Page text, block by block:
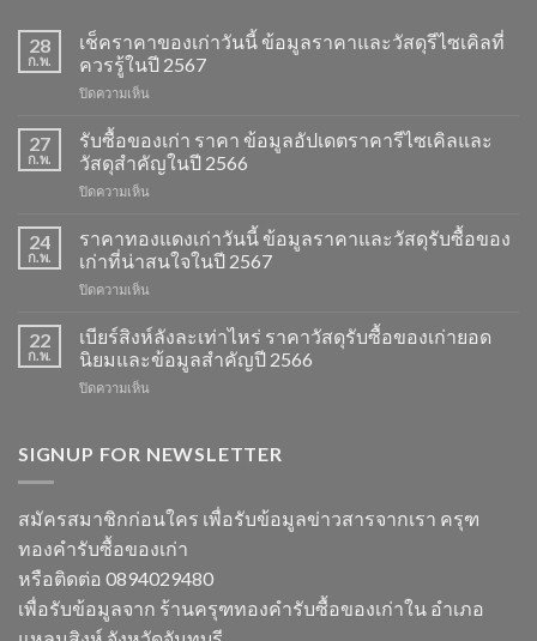
28
ก.พ.
เช็คราคาของเก่าวันนี้ ข้อมูลราคาและวัสดุรีไซเคิลที่
ควรรู้ในปี 2567
ปิดความเห็น
ราคา
ของ
เก่า
วัน
ข้อมูล
ราคา
วัสดุ
ที่
ควร
ในปี
27
ก.พ.
รับซื้อของเก่า ราคา ข้อมูลอัปเดตราคารีไซเคิลและ
วัสดุสำคัญในปี 2566
ปิดความเห็น
ของ
เก่า
ราคา
อัปเดต
ราคา
รีไซเคิล
และ
ในปี
24
ก.พ.
ราคาทองแดงเก่าวันนี้ ข้อมูลราคาและวัสดุรับซื้อของ
เก่าที่น่าสนใจในปี 2567
ปิดความเห็น
ทองแดง
เก่า
วัน
นี้
และ
ซื้อ
เก่า
ที่
สนใจ
ในปี
22
ก.พ.
เบียร์สิงห์ลังละเท่าไหร่ ราคาวัสดุรับซื้อของเก่ายอด
นิยมและข้อมูลสำคัญปี 2566
ปิดความเห็น
ลัง
ไหร่
ราคา
วัสดุ
รับ
ซื้อ
ของ
เก่า
SIGNUP FOR NEWSLETTER
สมัครสมาชิกก่อนใคร เพื่อรับข้อมูลข่าวสารจากเรา ครุฑ
ทองคำรับซื้อของเก่า
หรือติดต่อ 0894029480
เพื่อรับข้อมูลจาก ร้านครุฑทองคำรับซื้อของเก่าใน อำเภอ